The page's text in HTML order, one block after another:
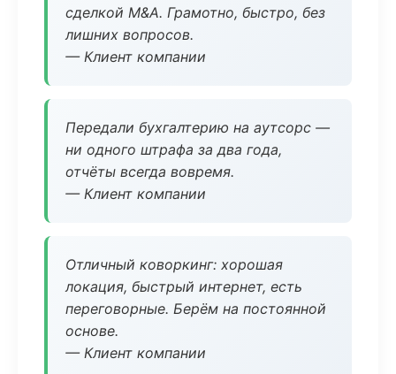
сделкой M&A. Грамотно, быстро, без
лишних вопросов.
— Клиент компании
Передали бухгалтерию на аутсорс —
ни одного штрафа за два года,
отчёты всегда вовремя.
— Клиент компании
Отличный коворкинг: хорошая
локация, быстрый интернет, есть
переговорные. Берём на постоянной
основе.
— Клиент компании